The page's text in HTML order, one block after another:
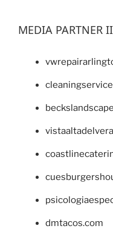
MEDIA PARTNER
dmtacos.com